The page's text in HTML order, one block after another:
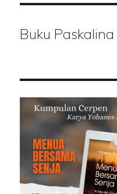
Buku Paskalina